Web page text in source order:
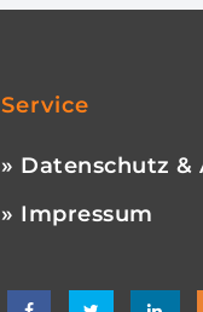
Service
» Datenschutz &
» Impressum